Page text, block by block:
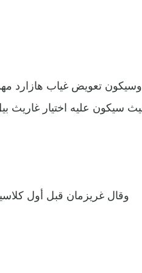
وسيكون تعويض غياب هازارد
وقال غريزمان قبل أول